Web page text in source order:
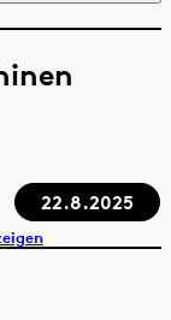
22.8.2025